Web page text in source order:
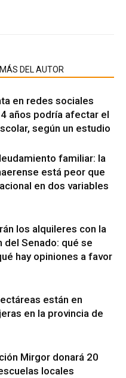
MÁS DEL AUTOR
en redes sociales
años podría afectar el
según un estudio
familiar: la
está peor que
en dos variables
los alquileres con la
del Senado: qué se
hay opiniones a favor
están en
en la provincia de
Mirgor donará 20
locales